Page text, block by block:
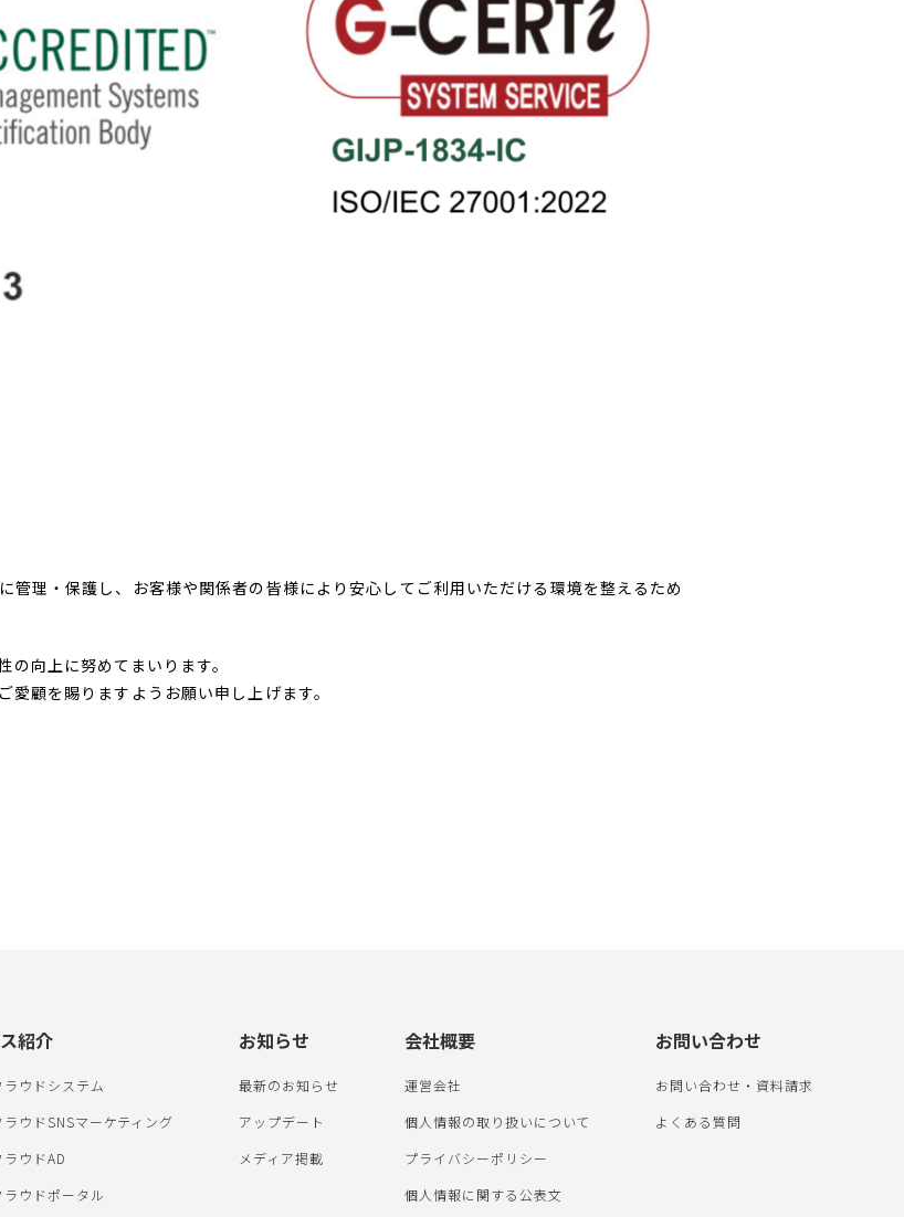
管理・保護し、お客様や関係者の皆様により安心してご利用いただける環境を整えるため
向上に努めてまいります。
顧を賜りますようお願い申し上げます。
紹介
ウドシステム
ウドSNSマーケティング
ウドAD
ウドポータル
お知らせ
最新のお知らせ
アップデート
メディア掲載
会社概要
運営会社
個人情報の取り扱いについて
プライバシーポリシー
個人情報に関する公表文
お問い合わせ
お問い合わせ・資料請求
よくある質問